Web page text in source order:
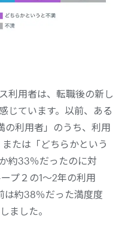
利用者は、転職後の新し
じています。以前、ある
の利用者」のうち、利用
たは「どちらかという
約33％だったのに対
プ２の1〜2年の利用
は約38％だった満度度
ました。